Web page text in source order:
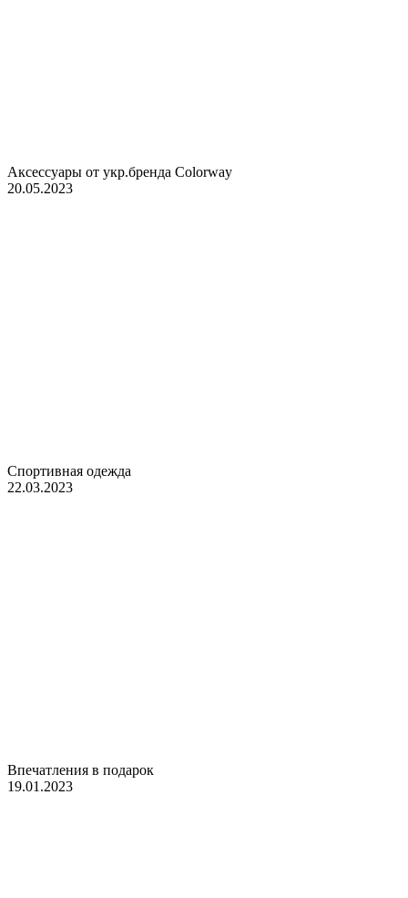
Аксессуары от укр.бренда Colorway
20.05.2023
Спортивная одежда
22.03.2023
Впечатления в подарок
19.01.2023